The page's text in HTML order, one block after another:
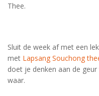
Thee.
Sluit de week af met een
met Lapsang Souchong
doet je denken aan de
waar.